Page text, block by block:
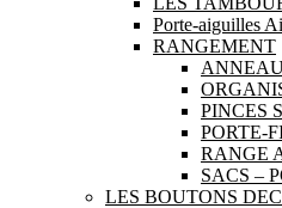
Porte-aiguilles
RANGEMENT
PINCES
PORTE-
RANGE
SACS –
LES BOUTONS